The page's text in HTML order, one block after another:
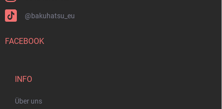
@bakuhatsu_eu
FACEBOOK
INFO
Über uns